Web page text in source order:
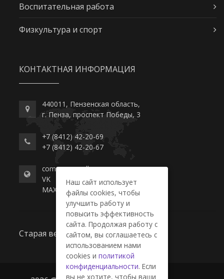
Воспитательная работа
Физкультура и спорт
КОНТАКТНАЯ ИНФОРМАЦИЯ
440011, Пензенская область,
г. Пенза, проспект Победы, 3
+7 (8412) 42-20-69
+7 (8412) 42-20-67
commerce-college.ru
VK
MAX
Старая версия сайта
Наш сайт использует
файлы cookies, чтобы
улучшить работу и
повысить эффективность
сайта. Продолжая работу с
сайтом, вы соглашаетесь с
использованием нами
cookies и политикой
конфиденциальности. Если
вы не хотите, чтобы ваши